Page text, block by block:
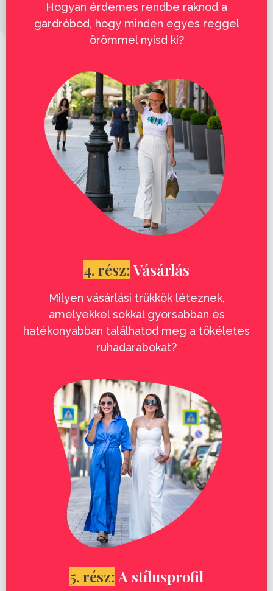
Hogyan érdemes rendbe raknod a
gardróbod, hogy minden egyes reggel
örömmel nyisd ki?
4. rész:Vásárlás
Milyen vásárlási trükkök léteznek,
amelyekkel sokkal gyorsabban és
hatékonyabban találhatod meg a tökéletes
ruhadarabokat?
5. rész: A stílusprofil